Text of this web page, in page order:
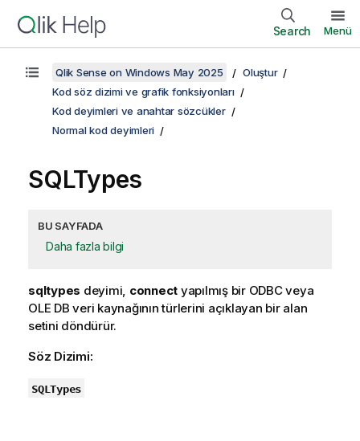
Search Menü
Qlik Sense on Windows May 2025
Oluştur
Kod söz dizimi ve grafik fonksiyonları
Kod deyimleri ve anahtar sözcükler
Normal kod deyimleri
SQLTypes
BU SAYFADA
Daha fazla bilgi
sqltypes deyimi, connect yapılmış bir ODBCveya
OLE DB veri kaynağının türlerini açıklayan bir alan
setini döndürür.
Söz Dizimi:
SQLTypes